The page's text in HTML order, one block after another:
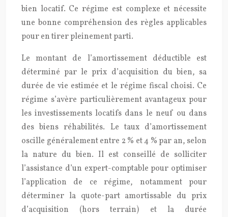
bien locatif. Ce régime est complexe et nécessite
une bonne compréhension des règles applicables
pour en tirer pleinement parti.
Le montant de l’amortissement déductible est
déterminé par le prix d’acquisition du bien, sa
durée de vie estimée et le régime fiscal choisi. Ce
régime s’avère particulièrement avantageux pour
les investissements locatifs dans le neuf ou dans
des biens réhabilités. Le taux d’amortissement
oscille généralement entre 2 % et 4 % par an, selon
la nature du bien. Il est conseillé de solliciter
l’assistance d’un expert-comptable pour optimiser
l’application de ce régime, notamment pour
déterminer la quote-part amortissable du prix
d’acquisition (hors terrain) et la durée